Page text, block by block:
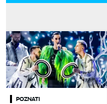
POZNATI